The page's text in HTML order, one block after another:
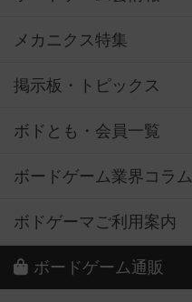
メカニクス特集
掲示板・トピックス
ボドとも・会員一覧
ボードゲーム業界コラム
ボドゲーマご利用案内
ボードゲーム通販